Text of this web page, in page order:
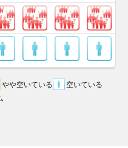
やや空いている
空いている